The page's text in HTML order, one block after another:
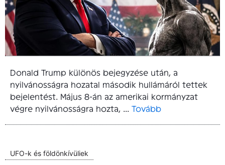
Donald Trump különös bejegyzése után, a
nyilvánosságra hozatal második hullámáról tettek
bejelentést. Május 8-án az amerikai kormányzat
végre nyilvánosságra hozta, ... Tovább
UFO-k és földönkívüliek